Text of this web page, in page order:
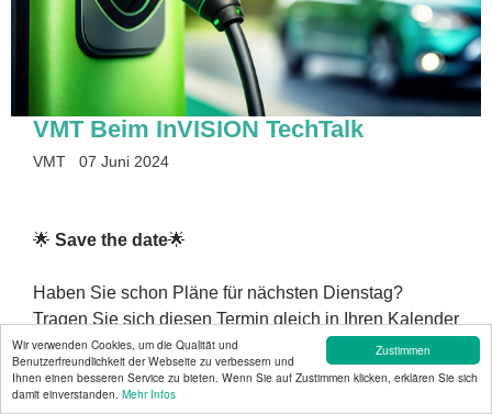
Zustimmen
Wir verwenden Cookies, um die Qualität und
Benutzerfreundlichkeit der Webseite zu verbessern und
Ihnen einen besseren Service zu bieten. Wenn Sie auf Zustimmen klicken, erklären Sie sich
damit einverstanden. Mehr Infos
VMT Beim InVISION TechTalk
VMT 07 Juni 2024
🌟 Save the date🌟
Haben Sie schon Pläne für nächsten Dienstag?
Tragen Sie sich diesen Termin gleich in Ihren Kalender
ein! 📅 Nehmen Sie am11 Juni um 14:00 Uhr
am𝗶𝗻𝗩𝗜𝗦𝗜𝗢𝗡 𝗧𝗲𝗰𝗵𝗧𝗮𝗹𝗸teil, bei dem Sie unsere
Live-Präsentation von